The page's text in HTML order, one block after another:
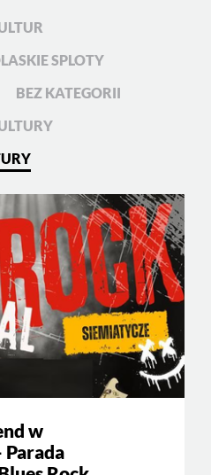
SPLOTY
BEZ KATEGORII
w
Parada